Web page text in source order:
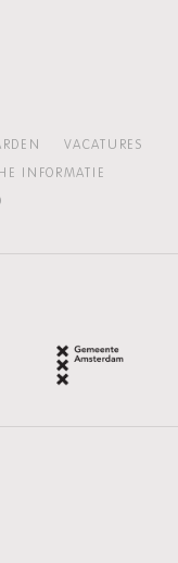
VACATURES
INFORMATIE